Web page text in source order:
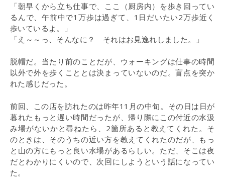
「朝早くから立ち仕事で、ここ（厨房内）を歩き回ってい
るんで、午前中で1万歩は過ぎて、1日だいたい2万歩近く
歩いているよ。」
「え～～っ、そんなに？ それはお見逸れしました。」
脱帽だ。当たり前のことだが、ウォーキングは仕事の時間
以外で外を歩くこととは決まっていないのだ。盲点を突か
れた感じだった。
前回、この店を訪れたのは昨年11月の中旬。その日は日が
暮れたもっと遅い時間だったが、帰り際にこの付近の水汲
み場がないかと尋ねたら、2箇所あると教えてくれた。そ
のときは、そのうちの近い方を教えてくれたのだが、もっ
と山の方にもっと良い水場があるらしい。ただ、そこは夜
だとわかりにくいので、次回にしようという話になってい
た。